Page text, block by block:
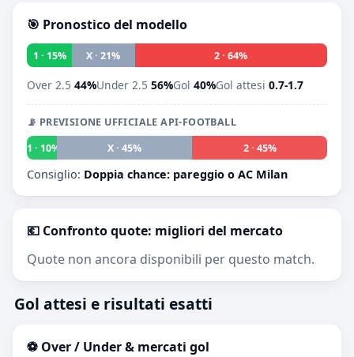
🎯 Pronostico del modello
1 · 15% X · 21% 2 · 64%
Over 2.5 44%Under 2.5 56%Gol 40%Gol attesi 0.7-1.7
📡 PREVISIONE UFFICIALE API-FOOTBALL
1 · 10%
X · 45% 2 · 45%
Consiglio: Doppia chance: pareggio o AC Milan
💶 Confronto quote: migliori del mercato
Quote non ancora disponibili per questo match.
Gol attesi e risultati esatti
⚽ Over / Under & mercati gol